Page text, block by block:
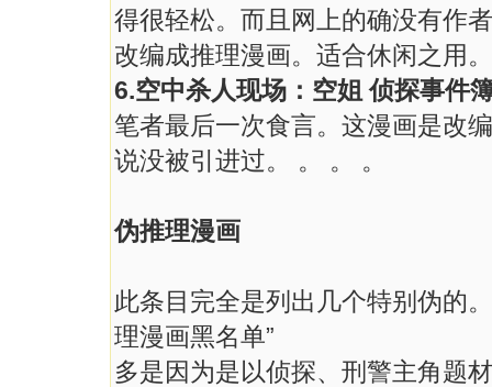
得很轻松。而且网上的确没有作
改编成推理漫画。适合休闲之用。
6.空中杀人现场：空姐 侦探事件
笔者最后一次食言。这漫画是改
说没被引进过。 。 。 。
伪推理漫画
此条目完全是列出几个特别伪的
理漫画黑名单”
多是因为是以侦探、刑警主角题